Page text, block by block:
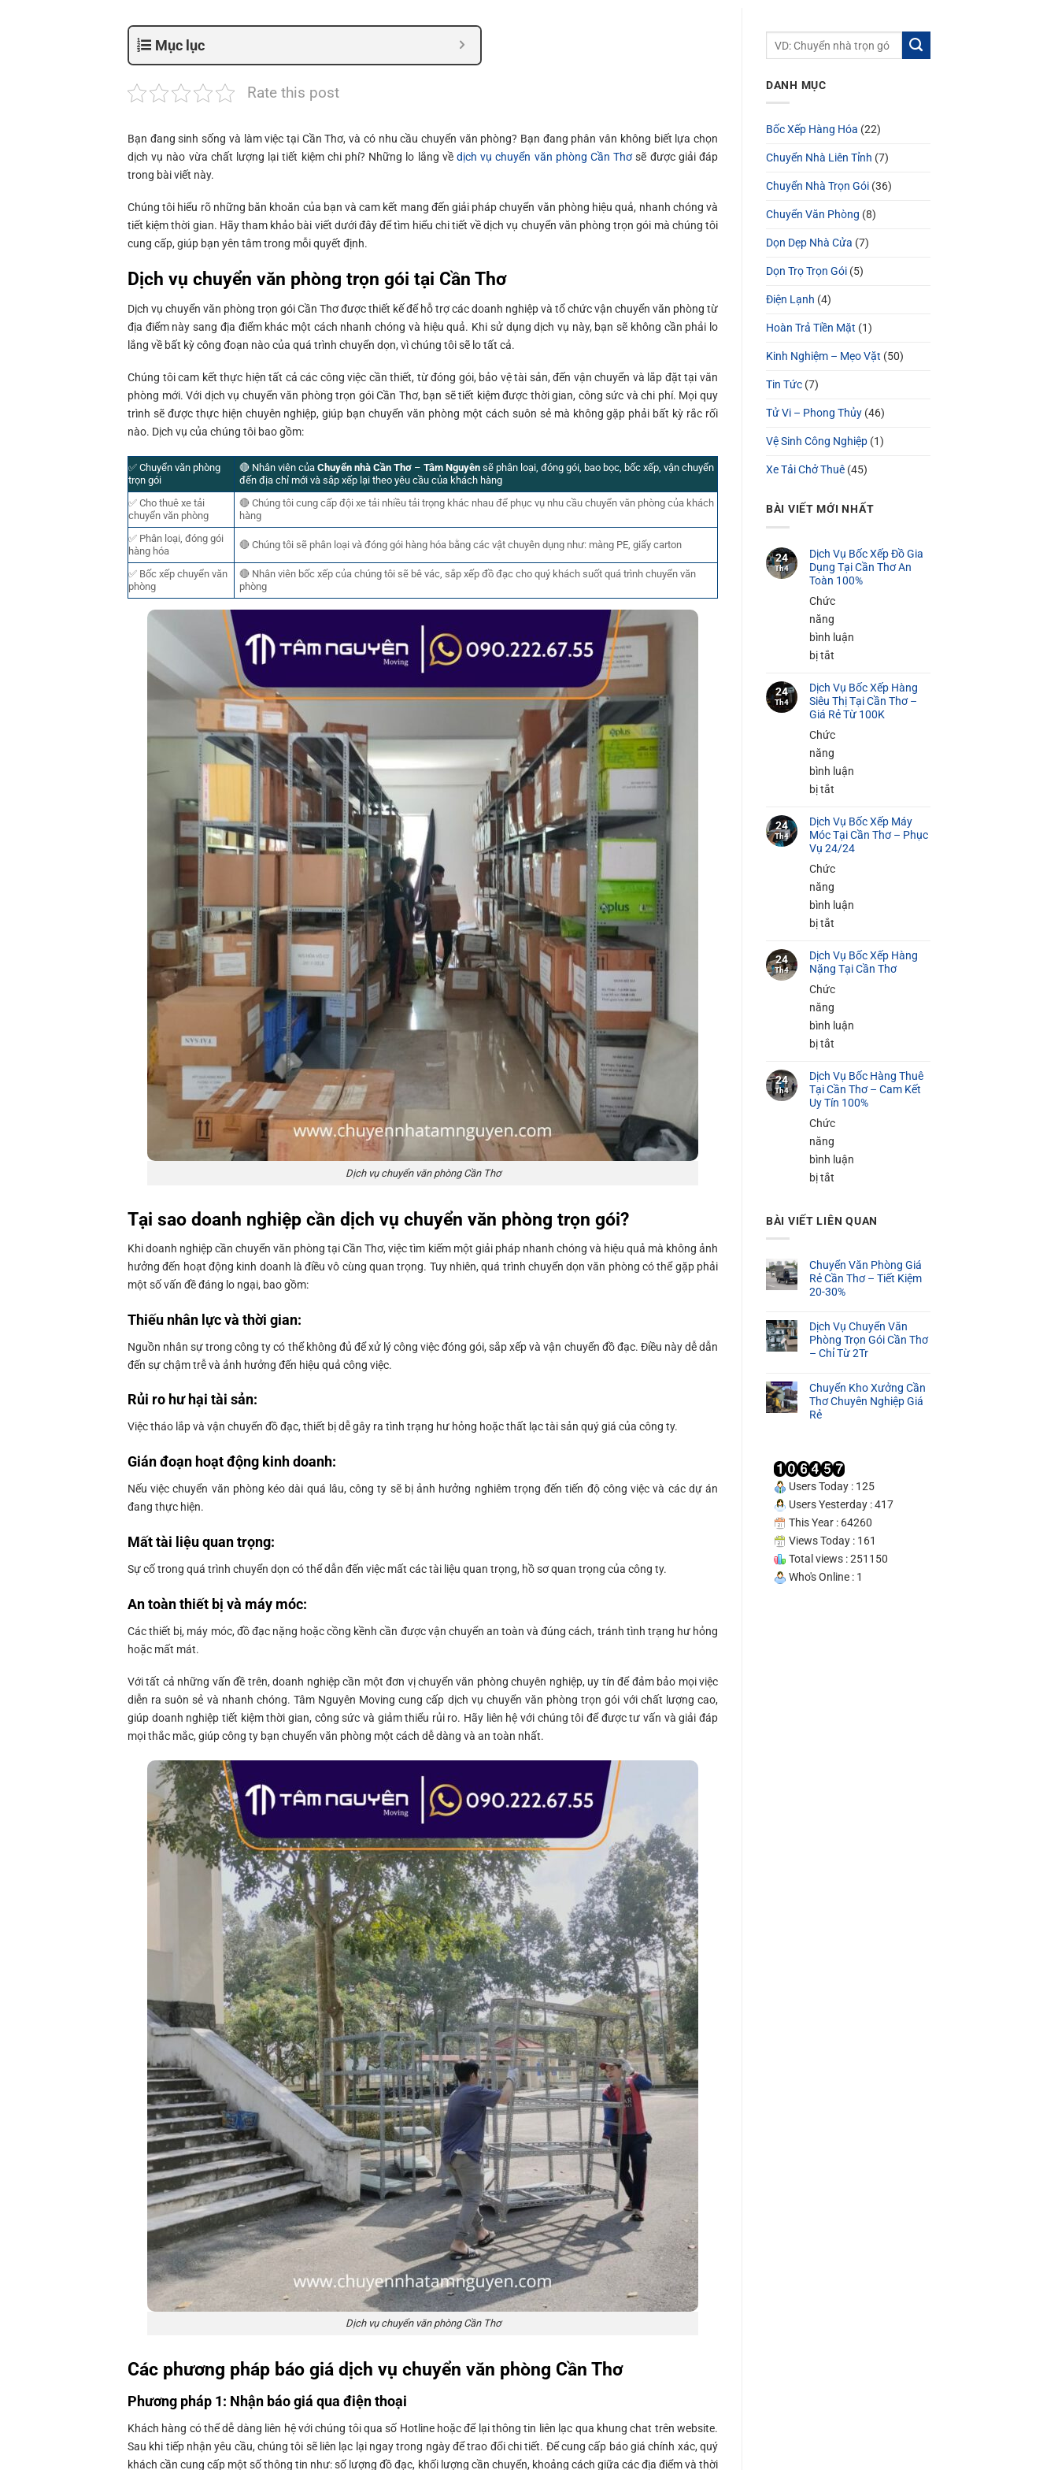
Mục lục
Rate this post
Bạn đang sinh sống và làm việc tại Cần Thơ, và có nhu cầu chuyển văn phòng? Bạn đang phân vân không biết lựa chọn
dịch vụ nào vừa chất lượng lại tiết kiệm chi phí? Những lo lắng vềdịch vụ chuyển văn phòng Cần Thơsẽ được giải đáp
trong bài viết này.
Chúng tôi hiểu rõ những băn khoăn của bạn và cam kết mang đến giải pháp chuyển văn phòng hiệu quả, nhanh chóng và
tiết kiệm thời gian. Hãy tham khảo bài viết dưới đây để tìm hiểu chi tiết về dịch vụ chuyển văn phòng trọn gói mà chúng tôi
cung cấp, giúp bạn yên tâm trong mỗi quyết định.
Dịch vụ chuyển văn phòng trọn gói tại Cần Thơ
Dịch vụ chuyển văn phòng trọn gói Cần Thơ được thiết kế để hỗ trợ các doanh nghiệp và tổ chức vận chuyển văn phòng từ
địa điểm này sang địa điểm khác một cách nhanh chóng và hiệu quả. Khi sử dụng dịch vụ này, bạn sẽ không cần phải lo
lắng về bất kỳ công đoạn nào của quá trình chuyển dọn, vì chúng tôi sẽ lo tất cả.
Chúng tôi cam kết thực hiện tất cả các công việc cần thiết, từ đóng gói, bảo vệ tài sản, đến vận chuyển và lắp đặt tại văn
phòng mới. Với dịch vụ chuyển văn phòng trọn gói Cần Thơ, bạn sẽ tiết kiệm được thời gian, công sức và chi phí. Mọi quy
trình sẽ được thực hiện chuyên nghiệp, giúp bạn chuyển văn phòng một cách suôn sẻ mà không gặp phải bất kỳ rắc rối
nào. Dịch vụ của chúng tôi bao gồm:
✅ Chuyển văn phòng
trọn gói
🔴 Nhân viên củaChuyển nhà Cần Thơ –Tâm Nguyên sẽ phân loại, đóng gói, bao bọc, bốc xếp, vận chuyển
đến địa chỉ mới và sắp xếp lại theo yêu cầu của khách hàng
✅ Cho thuê xe tải
chuyển văn phòng
🔴 Chúng tôi cung cấp đội xe tải nhiều tải trọng khác nhau để phục vụ nhu cầu chuyển văn phòng của khách
hàng
✅ Phân loại, đóng gói
hàng hóa
🔴 Chúng tôi sẽ phân loại và đóng gói hàng hóa bằng các vật chuyên dụng như: màng PE, giấy carton
✅ Bốc xếp chuyển văn
phòng
🔴 Nhân viên bốc xếp của chúng tôi sẽ bê vác, sắp xếp đồ đạc cho quý khách suốt quá trình chuyển văn
phòng
Dịch vụ chuyển văn phòng Cần Thơ
Tại sao doanh nghiệp cần dịch vụ chuyển văn phòng trọn gói?
Khi doanh nghiệp cần chuyển văn phòng tại Cần Thơ, việc tìm kiếm một giải pháp nhanh chóng và hiệu quả mà không ảnh
hưởng đến hoạt động kinh doanh là điều vô cùng quan trọng. Tuy nhiên, quá trình chuyển dọn văn phòng có thể gặp phải
một số vấn đề đáng lo ngại, bao gồm:
Thiếu nhân lực và thời gian:
Nguồn nhân sự trong công ty có thể không đủ để xử lý công việc đóng gói, sắp xếp và vận chuyển đồ đạc. Điều này dễ dẫn
đến sự chậm trễ và ảnh hưởng đến hiệu quả công việc.
Rủi ro hư hại tài sản:
Việc tháo lắp và vận chuyển đồ đạc, thiết bị dễ gây ra tình trạng hư hỏng hoặc thất lạc tài sản quý giá của công ty.
Gián đoạn hoạt động kinh doanh:
Nếu việc chuyển văn phòng kéo dài quá lâu, công ty sẽ bị ảnh hưởng nghiêm trọng đến tiến độ công việc và các dự án
đang thực hiện.
Mất tài liệu quan trọng:
Sự cố trong quá trình chuyển dọn có thể dẫn đến việc mất các tài liệu quan trọng, hồ sơ quan trọng của công ty.
An toàn thiết bị và máy móc:
Các thiết bị, máy móc, đồ đạc nặng hoặc cồng kềnh cần được vận chuyển an toàn và đúng cách, tránh tình trạng hư hỏng
hoặc mất mát.
Với tất cả những vấn đề trên, doanh nghiệp cần một đơn vị chuyển văn phòng chuyên nghiệp, uy tín để đảm bảo mọi việc
diễn ra suôn sẻ và nhanh chóng. Tâm Nguyên Moving cung cấp dịch vụ chuyển văn phòng trọn gói với chất lượng cao,
giúp doanh nghiệp tiết kiệm thời gian, công sức và giảm thiểu rủi ro. Hãy liên hệ với chúng tôi để được tư vấn và giải đáp
mọi thắc mắc, giúp công ty bạn chuyển văn phòng một cách dễ dàng và an toàn nhất.
Dịch vụ chuyển văn phòng Cần Thơ
Các phương pháp báo giá dịch vụ chuyển văn phòng Cần Thơ
Phương pháp 1: Nhận báo giá qua điện thoại
Khách hàng có thể dễ dàng liên hệ với chúng tôi qua số Hotline hoặc để lại thông tin liên lạc qua khung chat trên website.
Sau khi tiếp nhận yêu cầu, chúng tôi sẽ liên lạc lại ngay trong ngày để trao đổi chi tiết. Để cung cấp báo giá chính xác, quý
khách cần cung cấp một số thông tin như: số lượng đồ đạc, khối lượng cần chuyển, khoảng cách giữa các địa điểm và thời
DANH MỤC
Bốc Xếp Hàng Hóa (22)
Chuyển Nhà Liên Tỉnh (7)
Chuyển Nhà Trọn Gói (36)
Chuyển Văn Phòng (8)
Dọn Dẹp Nhà Cửa (7)
Dọn Trọ Trọn Gói (5)
Điện Lạnh (4)
Hoàn Trả Tiền Mặt (1)
Kinh Nghiệm – Mẹo Vặt (50)
Tin Tức (7)
Tử Vi – Phong Thủy (46)
Vệ Sinh Công Nghiệp (1)
Xe Tải Chở Thuê (45)
BÀI VIẾT MỚI NHẤT
24
Th4
Dịch Vụ Bốc Xếp Đồ Gia
Dụng Tại Cần Thơ An
Toàn 100%
Chức
năng
bình luận
bị tắt
Vụ
Bốc
Gia
Dụng
Cần
Thơ
An
Toàn
24
Th4
Dịch Vụ Bốc Xếp Hàng
Siêu Thị Tại Cần Thơ –
Giá Rẻ Từ 100K
Chức
năng
bình luận
bị tắt
Vụ
Bốc
Siêu
Thị
Cần
Thơ
–
Rẻ
24
Th4
Dịch Vụ Bốc Xếp Máy
Móc Tại Cần Thơ – Phục
Vụ 24/24
Chức
năng
bình luận
bị tắt
Vụ
Bốc
Xếp
Móc
Thơ
–
Phục
24/24
24
Th4
Dịch Vụ Bốc Xếp Hàng
Nặng Tại Cần Thơ
Chức
năng
bình luận
bị tắt
Vụ
Bốc
Nặng
Tại
24
Th4
Dịch Vụ Bốc Hàng Thuê
Tại Cần Thơ – Cam Kết
Uy Tín 100%
Chức
năng
bình luận
bị tắt
Thuê
Tại
Thơ
–
Cam
Uy
BÀI VIẾT LIÊN QUAN
Chuyển Văn Phòng Giá
Rẻ Cần Thơ – Tiết Kiệm
20-30%
Dịch Vụ Chuyển Văn
Phòng Trọn Gói Cần Thơ
– Chỉ Từ 2Tr
Chuyển Kho Xưởng Cần
Thơ Chuyên Nghiệp Giá
Rẻ
Users Today : 125
Users Yesterday : 417
This Year : 64260
Views Today : 161
Total views : 251150
Who's Online : 1